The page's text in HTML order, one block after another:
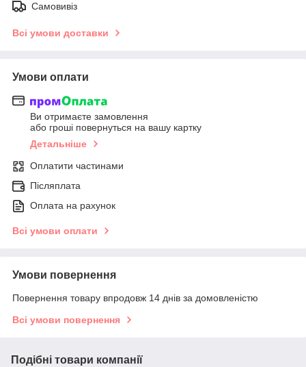
Самовивіз
Всі умови доставки
Умови оплати
Ви отримаєте замовлення
або гроші повернуться на вашу картку
Детальніше
Оплатити частинами
Післяплата
Оплата на рахунок
Всі умови оплати
Умови повернення
Повернення товару впродовж 14 днів за домовленістю
Всі умови повернення
Подібні товари компанії